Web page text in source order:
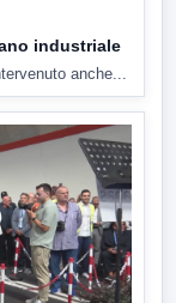
industriale
anche...